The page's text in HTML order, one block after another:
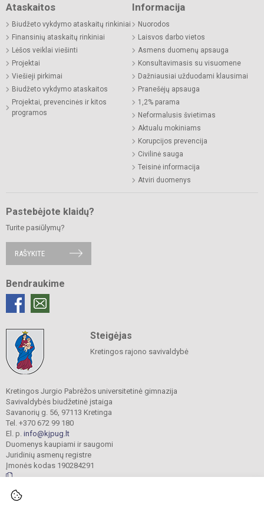
Ataskaitos
Biudžeto vykdymo ataskaitų rinkiniai
Finansinių ataskaitų rinkiniai
Lėšos veiklai viešinti
Projektai
Viešieji pirkimai
Biudžeto vykdymo ataskaitos
Projektai, prevencinės ir kitos
programos
Informacija
Nuorodos
Laisvos darbo vietos
Asmens duomenų apsauga
Konsultavimasis su visuomene
Dažniausiai užduodami klausimai
Pranešėjų apsauga
1,2% parama
Neformalusis švietimas
Aktualu mokiniams
Korupcijos prevencija
Civilinė sauga
Teisinė informacija
Atviri duomenys
Pastebėjote klaidų?
Turite pasiūlymų?
RAŠYKITE
Bendraukime
Steigėjas
Kretingos rajono savivaldybė
Kretingos Jurgio Pabrėžos universitetinė gimnazija
Savivaldybės biudžetinė įstaiga
Savanorių g. 56, 97113 Kretinga
Tel. +370 672 99 180
El. p. info@kjpug.lt
Duomenys kaupiami ir saugomi
Juridinių asmenų registre
Įmonės kodas 190284291